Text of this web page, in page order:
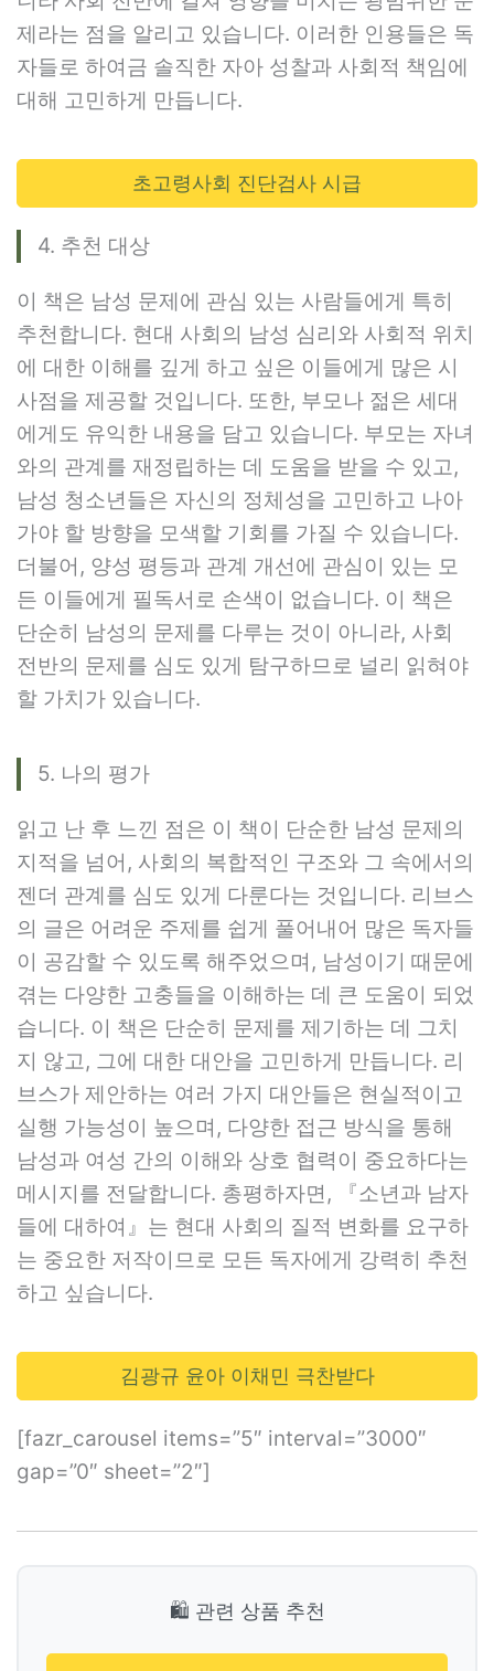
제라는 점을 알리고 있습니다. 이러한 인용들은 독
자들로 하여금 솔직한 자아 성찰과 사회적 책임에
대해 고민하게 만듭니다.
초고령사회 진단검사 시급
4. 추천 대상
이 책은 남성 문제에 관심 있는 사람들에게 특히
추천합니다. 현대 사회의 남성 심리와 사회적 위치
에 대한 이해를 깊게 하고 싶은 이들에게 많은 시
사점을 제공할 것입니다. 또한, 부모나 젊은 세대
에게도 유익한 내용을 담고 있습니다. 부모는 자녀
와의 관계를 재정립하는 데 도움을 받을 수 있고,
남성 청소년들은 자신의 정체성을 고민하고 나아
가야 할 방향을 모색할 기회를 가질 수 있습니다.
더불어, 양성 평등과 관계 개선에 관심이 있는 모
든 이들에게 필독서로 손색이 없습니다. 이 책은
단순히 남성의 문제를 다루는 것이 아니라, 사회
전반의 문제를 심도 있게 탐구하므로 널리 읽혀야
할 가치가 있습니다.
5. 나의 평가
읽고 난 후 느낀 점은 이 책이 단순한 남성 문제의
지적을 넘어, 사회의 복합적인 구조와 그 속에서의
젠더 관계를 심도 있게 다룬다는 것입니다. 리브스
의 글은 어려운 주제를 쉽게 풀어내어 많은 독자들
이 공감할 수 있도록 해주었으며, 남성이기 때문에
겪는 다양한 고충들을 이해하는 데 큰 도움이 되었
습니다. 이 책은 단순히 문제를 제기하는 데 그치
지 않고, 그에 대한 대안을 고민하게 만듭니다. 리
브스가 제안하는 여러 가지 대안들은 현실적이고
실행 가능성이 높으며, 다양한 접근 방식을 통해
남성과 여성 간의 이해와 상호 협력이 중요하다는
메시지를 전달합니다. 총평하자면, 『소년과 남자
들에 대하여』는 현대 사회의 질적 변화를 요구하
는 중요한 저작이므로 모든 독자에게 강력히 추천
하고 싶습니다.
김광규 윤아 이채민 극찬받다
[fazr_carousel items=”5″ interval=”3000″
gap=”0″ sheet=”2″]
🛍️ 관련 상품 추천